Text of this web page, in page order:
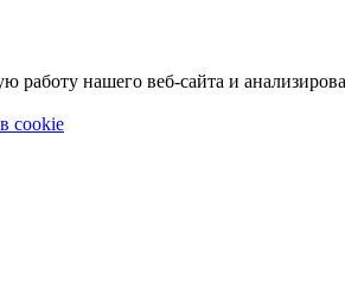
нашего веб-сайта и
cookie